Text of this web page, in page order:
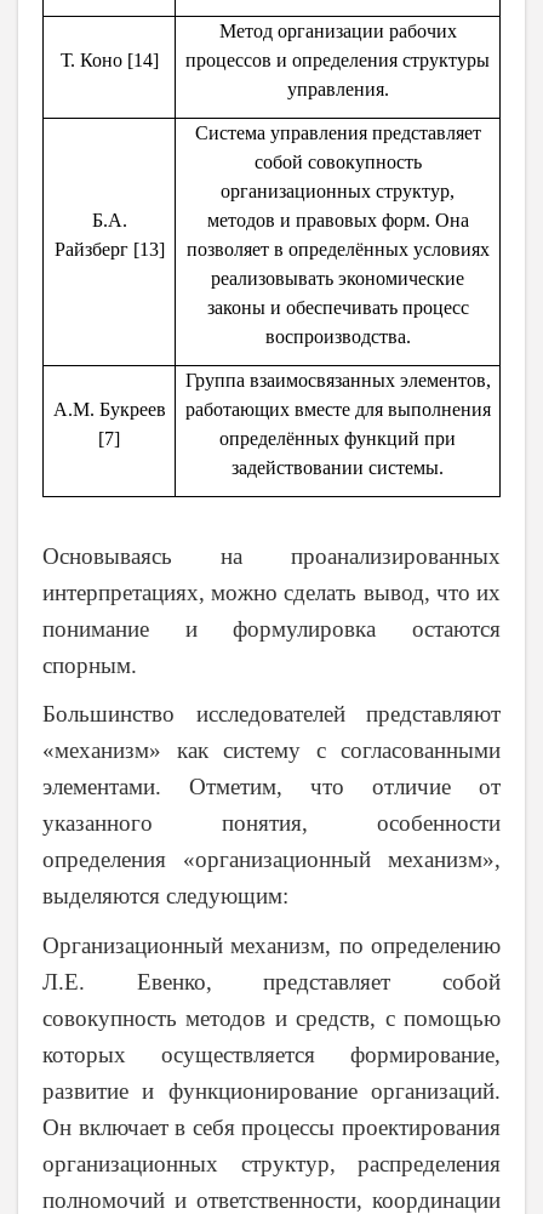
Т. Коно [14]
Метод организации рабочих
процессов и определения структуры
управления.
Б.А.
Райзберг [13]
Система управления представляет
собой совокупность
организационных структур,
методов и правовых форм. Она
позволяет в определённых условиях
реализовывать экономические
законы и обеспечивать процесс
воспроизводства.
А.М. Букреев
[7]
Группа взаимосвязанных элементов,
работающих вместе для выполнения
определённых функций при
задействовании системы.
Основываясь на проанализированных
интерпретациях, можно сделать вывод, что их
понимание и формулировка остаются
спорным.
Большинство исследователей представляют
«механизм» как систему с согласованными
элементами. Отметим, что отличие от
указанного понятия, особенности
определения «организационный механизм»,
выделяются следующим:
Организационный механизм, по определению
Л.Е. Евенко, представляет собой
совокупность методов и средств, с помощью
которых осуществляется формирование,
развитие и функционирование организаций.
Он включает в себя процессы проектирования
организационных структур, распределения
полномочий и ответственности, координации